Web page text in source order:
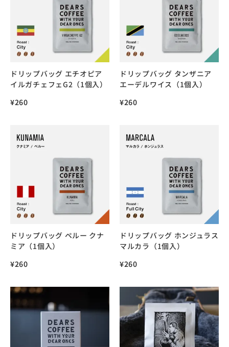
ドリップバッグ エチオピア
イルガチェフェG2（1個入）
¥260
ドリップバッグ タンザニア
エーデルワイス（1個入）
¥260
ドリップバッグ ペルー クナ
ミア（1個入）
¥260
ドリップバッグ ホンジュラス
マルカラ（1個入）
¥260